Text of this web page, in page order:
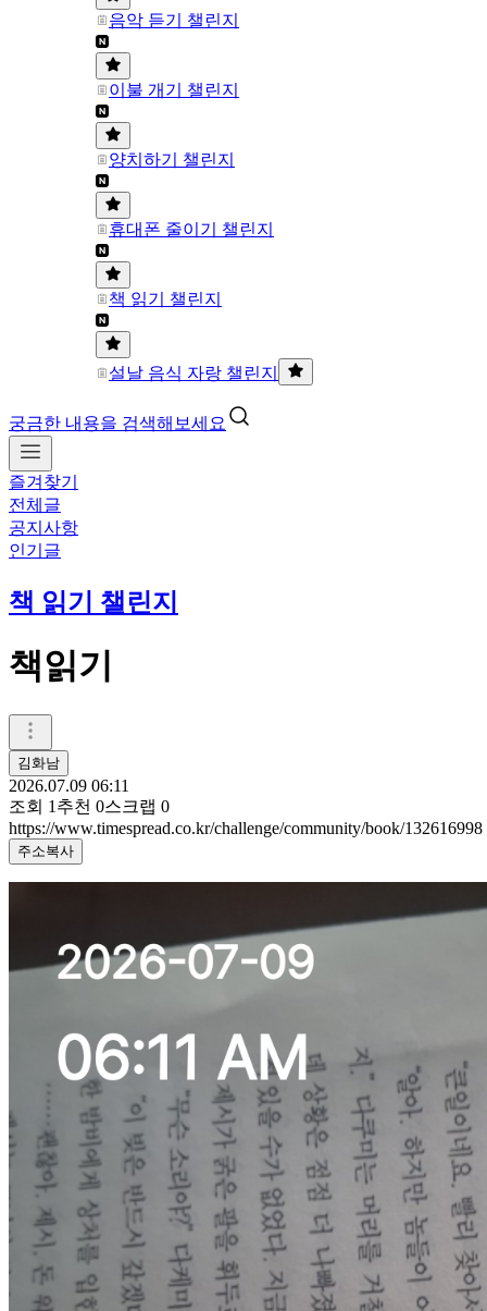
음악 듣기 챌린지
이불 개기 챌린지
양치하기 챌린지
휴대폰 줄이기 챌린지
책 읽기 챌린지
설날 음식 자랑 챌린지
궁금한 내용을 검색해보세요
즐겨찾기
전체글
공지사항
인기글
책 읽기 챌린지
책읽기
김화남
2026.07.09 06:11
조회 1 추천 0스크랩 0
https://www.timespread.co.kr/challenge/community/book/132616998
주소복사